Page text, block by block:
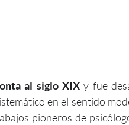
al siglo XIX y fue
en el sentido
pioneros de